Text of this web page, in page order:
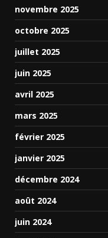
novembre 2025
octobre 2025
juillet 2025
juin 2025
avril 2025
mars 2025
février 2025
janvier 2025
décembre 2024
août 2024
juin 2024